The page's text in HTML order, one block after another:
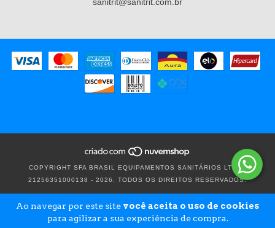
Ao navegar por este site você aceita o uso de cookies
para agilizar a sua experiência de compra.
COPYRIGHT SFA BRASIL EQUIPAMENTOS SANITÁRIOS LTDA -
21256351000138 - 2026. TODOS OS DIREITOS RESERVADOS.